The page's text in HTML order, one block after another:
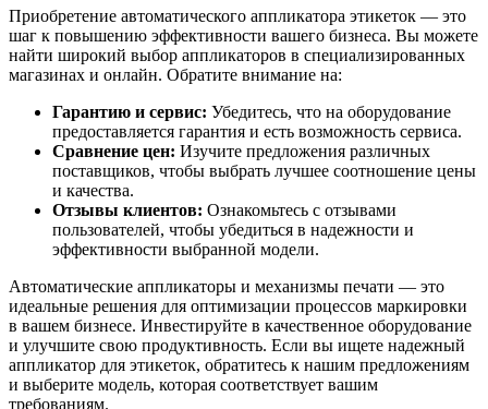
Приобретение автоматического аппликатора этикеток — это
шаг к повышению эффективности вашего бизнеса. Вы можете
найти широкий выбор аппликаторов в специализированных
магазинах и онлайн. Обратите внимание на:
Гарантию и сервис: Убедитесь, что на оборудование
предоставляется гарантия и есть возможность сервиса.
Сравнение цен: Изучите предложения различных
поставщиков, чтобы выбрать лучшее соотношение цены
и качества.
Отзывы клиентов: Ознакомьтесь с отзывами
пользователей, чтобы убедиться в надежности и
эффективности выбранной модели.
Автоматические аппликаторы и механизмы печати — это
идеальные решения для оптимизации процессов маркировки
в вашем бизнесе. Инвестируйте в качественное оборудование
и улучшите свою продуктивность. Если вы ищете надежный
аппликатор для этикеток, обратитесь к нашим предложениям
и выберите модель, которая соответствует вашим
требованиям.